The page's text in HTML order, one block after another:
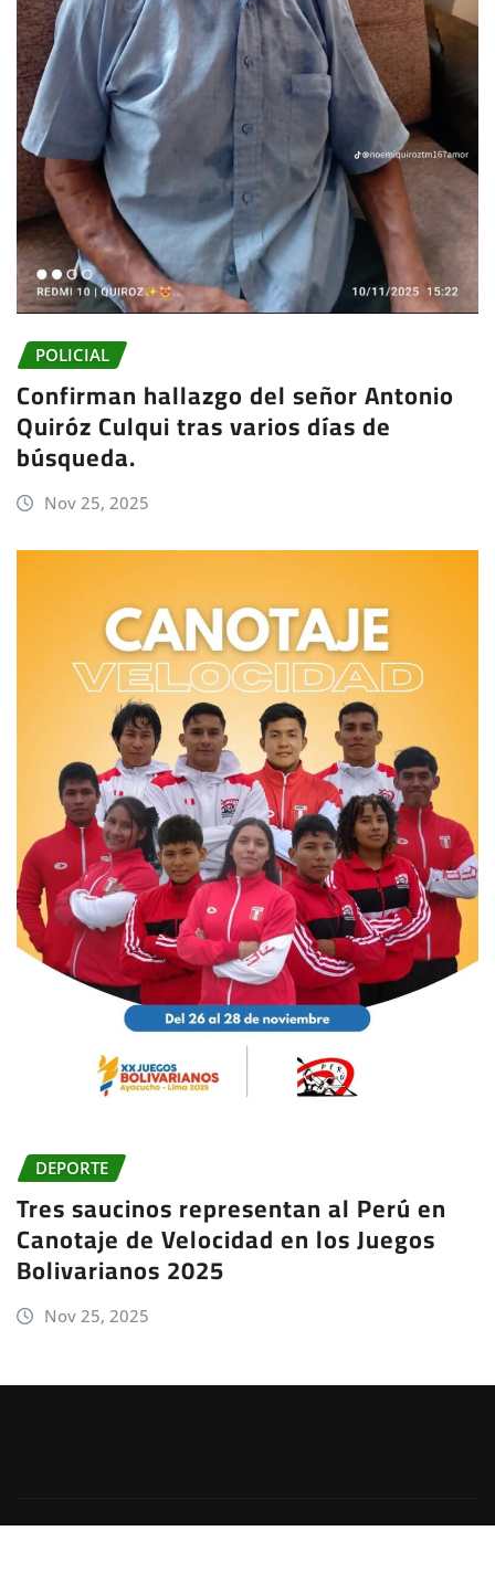
POLICIAL
Confirman hallazgo del señor Antonio
Quiróz Culqui tras varios días de
búsqueda.
Nov 25, 2025
DEPORTE
Tres saucinos representan al Perú en
Canotaje de Velocidad en los Juegos
Bolivarianos 2025
Nov 25, 2025